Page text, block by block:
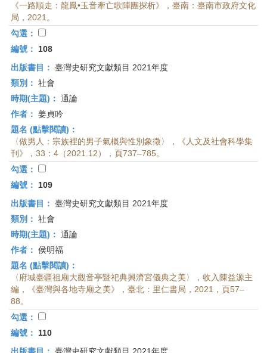
《一路順走：龍鳳•玉音牽亡歌陣團探析》，臺南：臺南市政府文化
局，2021。
勾選：
編號：
108
出版書目： 臺灣史研究文獻類目 2021年度
類別： 社會
時期(主題)： 通論
作者： 姜貞吟
題名 (點擊閱讀)：
〈做男人：宗族裡的男子氣概與性別象徵〉，《人文及社會科學集
刊》，33：4（2021.12），頁737–785。
勾選：
編號：
109
出版書目： 臺灣史研究文獻類目 2021年度
類別： 社會
時期(主題)： 通論
作者： 侯明福
題名 (點擊閱讀)：
〈府城臺疆祖廟大觀音亭暨祀典興濟宮儀典之美〉，收入陳益源主
編，《臺灣與各地寺廟之美》，臺北：里仁書局，2021，頁57–
88。
勾選：
編號：
110